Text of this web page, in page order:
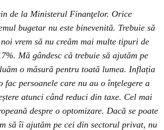
de la Ministerul Finanţelor. Orice
bugetar nu este binevenită. Trebuie să
vrem să nu creăm mai multe tipuri de
Mă gândesc că trebuie să ajutăm pe
o măsură pentru toată lumea. Inflația
persoanele care nu au o înţelegere a
atunci când reduci din taxe. Cel mai
despre o optomizare. Dacă se poate
să îi ajutăm pe cei din sectorul privat, nu